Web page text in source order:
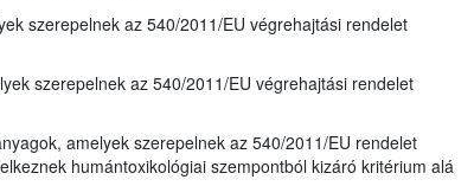
szerepelnek az 540/2011/EU végrehajtási rendelet
szerepelnek az 540/2011/EU végrehajtási rendelet
amelyek szerepelnek az 540/2011/EU rendelet
humántoxikológiai szempontból kizáró kritérium alá